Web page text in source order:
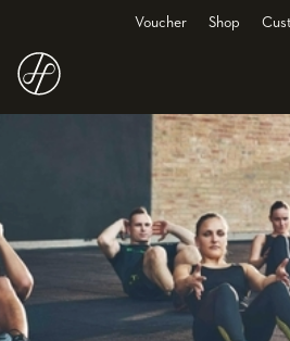
href="https://www.holmesplace.de/
po-lubeck"/> <link rel="alternate"
href="https://en.holmesplace.de/
lubeck"/>
Voucher Shop